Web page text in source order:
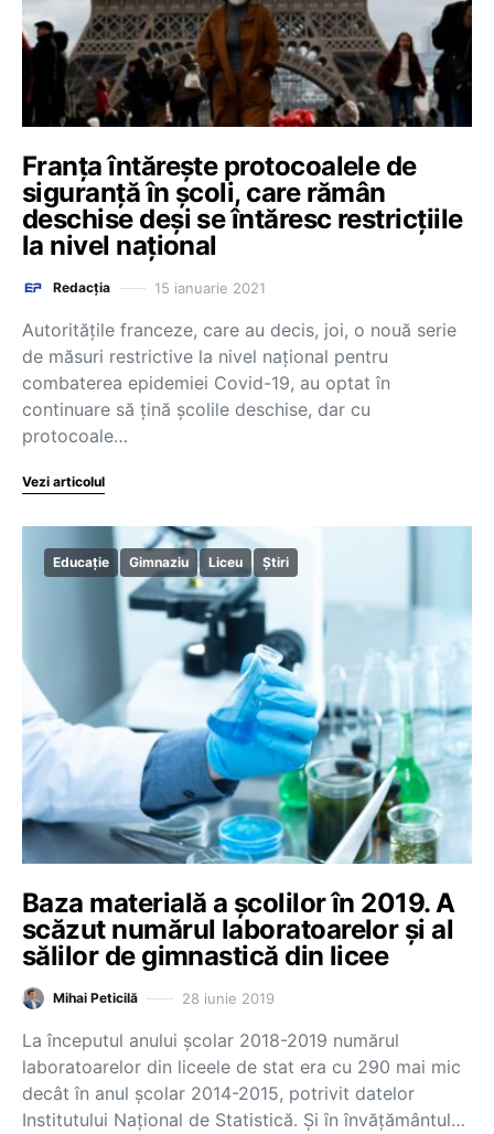
Franța întărește protocoalele de
siguranță în școli, care rămân
deschise deși se întăresc restricțiile
la nivel național
Redacția 15 ianuarie 2021
Autoritățile franceze, care au decis, joi, o nouă serie
de măsuri restrictive la nivel național pentru
combaterea epidemiei Covid-19, au optat în
continuare să țină școlile deschise, dar cu
protocoale…
Vezi articolul
Educație Gimnaziu Liceu Știri
Baza materială a şcolilor în 2019. A
scăzut numărul laboratoarelor şi al
sălilor de gimnastică din licee
Mihai Peticilă 28 iunie 2019
La începutul anului şcolar 2018-2019 numărul
laboratoarelor din liceele de stat era cu 290 mai mic
decât în anul şcolar 2014-2015, potrivit datelor
Institutului Naţional de Statistică. Şi în învăţământul…